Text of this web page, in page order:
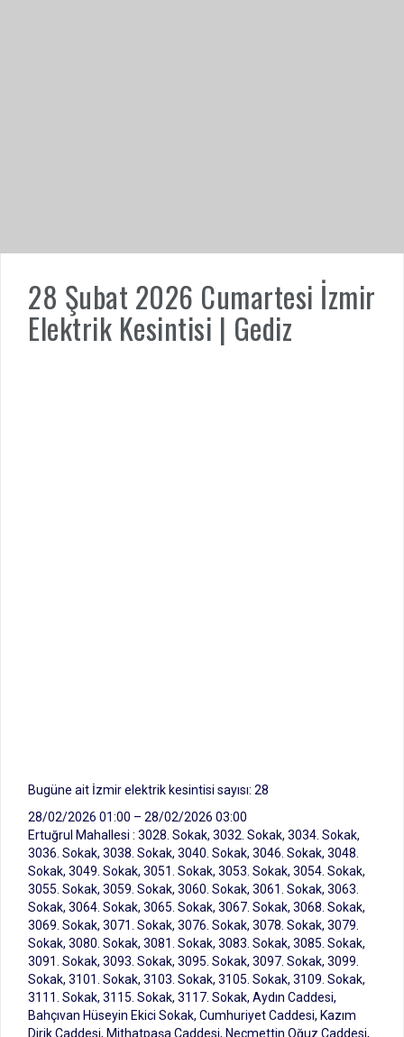
28 Şubat 2026 Cumartesi İzmir
Elektrik Kesintisi | Gediz
Bugüne ait İzmir elektrik kesintisi sayısı: 28
28/02/2026 01:00 – 28/02/2026 03:00
Ertuğrul Mahallesi : 3028. Sokak, 3032. Sokak, 3034. Sokak,
3036. Sokak, 3038. Sokak, 3040. Sokak, 3046. Sokak, 3048.
Sokak, 3049. Sokak, 3051. Sokak, 3053. Sokak, 3054. Sokak,
3055. Sokak, 3059. Sokak, 3060. Sokak, 3061. Sokak, 3063.
Sokak, 3064. Sokak, 3065. Sokak, 3067. Sokak, 3068. Sokak,
3069. Sokak, 3071. Sokak, 3076. Sokak, 3078. Sokak, 3079.
Sokak, 3080. Sokak, 3081. Sokak, 3083. Sokak, 3085. Sokak,
3091. Sokak, 3093. Sokak, 3095. Sokak, 3097. Sokak, 3099.
Sokak, 3101. Sokak, 3103. Sokak, 3105. Sokak, 3109. Sokak,
3111. Sokak, 3115. Sokak, 3117. Sokak, Aydın Caddesi,
Bahçıvan Hüseyin Ekici Sokak, Cumhuriyet Caddesi, Kazım
Dirik Caddesi, Mithatpaşa Caddesi, Necmettin Oğuz Caddesi,